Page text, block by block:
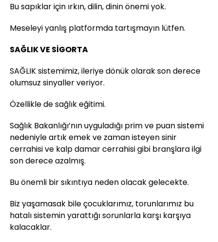
Bu sapıklar için ırkın, dilin, dinin önemi yok.
Meseleyi yanlış platformda tartışmayın lütfen.
SAĞLIK VE SİGORTA
SAĞLIK sistemimiz, ileriye dönük olarak son derece
olumsuz sinyaller veriyor.
Özellikle de sağlık eğitimi.
Sağlık Bakanlığı’nın uyguladığı prim ve puan sistemi
nedeniyle artık emek ve zaman isteyen sinir
cerrahisi ve kalp damar cerrahisi gibi branşlara ilgi
son derece azalmış.
Bu önemli bir sıkıntıya neden olacak gelecekte.
Biz yaşamasak bile çocuklarımız, torunlarımız bu
hatalı sistemin yarattığı sorunlarla karşı karşıya
kalacaklar.